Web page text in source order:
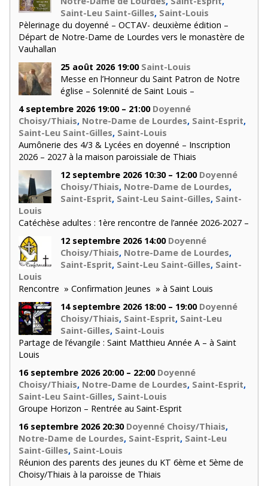
Saint-Leu Saint-Gilles, Saint-Louis
Pèlerinage du doyenné – OCTAV- deuxième édition –
Départ de Notre-Dame de Lourdes vers le monastère de
Vauhallan
25 août 2026 19:00 Saint-Louis
Messe en l’Honneur du Saint Patron de Notre
église – Solennité de Saint Louis –
4 septembre 2026 19:00 – 21:00 Doyenné
Choisy/Thiais, Notre-Dame de Lourdes, Saint-Esprit,
Saint-Leu Saint-Gilles, Saint-Louis
Aumônerie des 4/3 & Lycées en doyenné – Inscription
2026 – 2027 à la maison paroissiale de Thiais
12 septembre 2026 10:30 – 12:00 Doyenné
Choisy/Thiais, Notre-Dame de Lourdes,
Saint-Esprit, Saint-Leu Saint-Gilles, Saint-
Louis
Catéchèse adultes : 1ère rencontre de l’année 2026-2027 –
12 septembre 2026 14:00 Doyenné
Choisy/Thiais, Notre-Dame de Lourdes,
Saint-Esprit, Saint-Leu Saint-Gilles, Saint-
Louis
Rencontre » Confirmation Jeunes » à Saint Louis
14 septembre 2026 18:00 – 19:00 Doyenné
Choisy/Thiais, Saint-Esprit, Saint-Leu
Saint-Gilles, Saint-Louis
Partage de l’évangile : Saint Matthieu Année A – à Saint
Louis
16 septembre 2026 20:00 – 22:00 Doyenné
Choisy/Thiais, Notre-Dame de Lourdes, Saint-Esprit,
Saint-Leu Saint-Gilles, Saint-Louis
Groupe Horizon – Rentrée au Saint-Esprit
16 septembre 2026 20:30 Doyenné Choisy/Thiais,
Notre-Dame de Lourdes, Saint-Esprit, Saint-Leu
Saint-Gilles, Saint-Louis
Réunion des parents des jeunes du KT 6ème et 5ème de
Choisy/Thiais à la paroisse de Thiais